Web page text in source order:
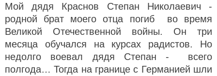
Мой дядя Краснов Степан Николаевич -
родной брат моего отца погиб во время
Великой Отечественной войны. Он три
месяца обучался на курсах радистов. Но
недолго воевал дядя Степан - всего
полгода… Тогда на границе с Германией шли